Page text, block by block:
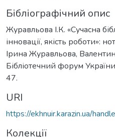
Бібліографічний опис
Журавльова І.К. «Сучасна
інновації, якість роботи»:
Ірина Журавльова,
Бібліотечний форум
47.
URI
https://ekhnuir.karazin.ua/
Колекції